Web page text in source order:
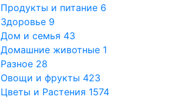
Продукты и питание 6
Здоровье 9
Дом и семья 43
Домашние животные 1
Разное 28
Овощи и фрукты 423
Цветы и Растения 1574